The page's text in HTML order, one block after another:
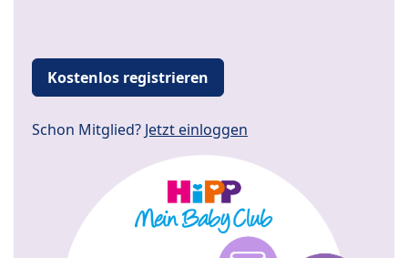
Kostenlos registrieren
Schon Mitglied? Jetzt einloggen